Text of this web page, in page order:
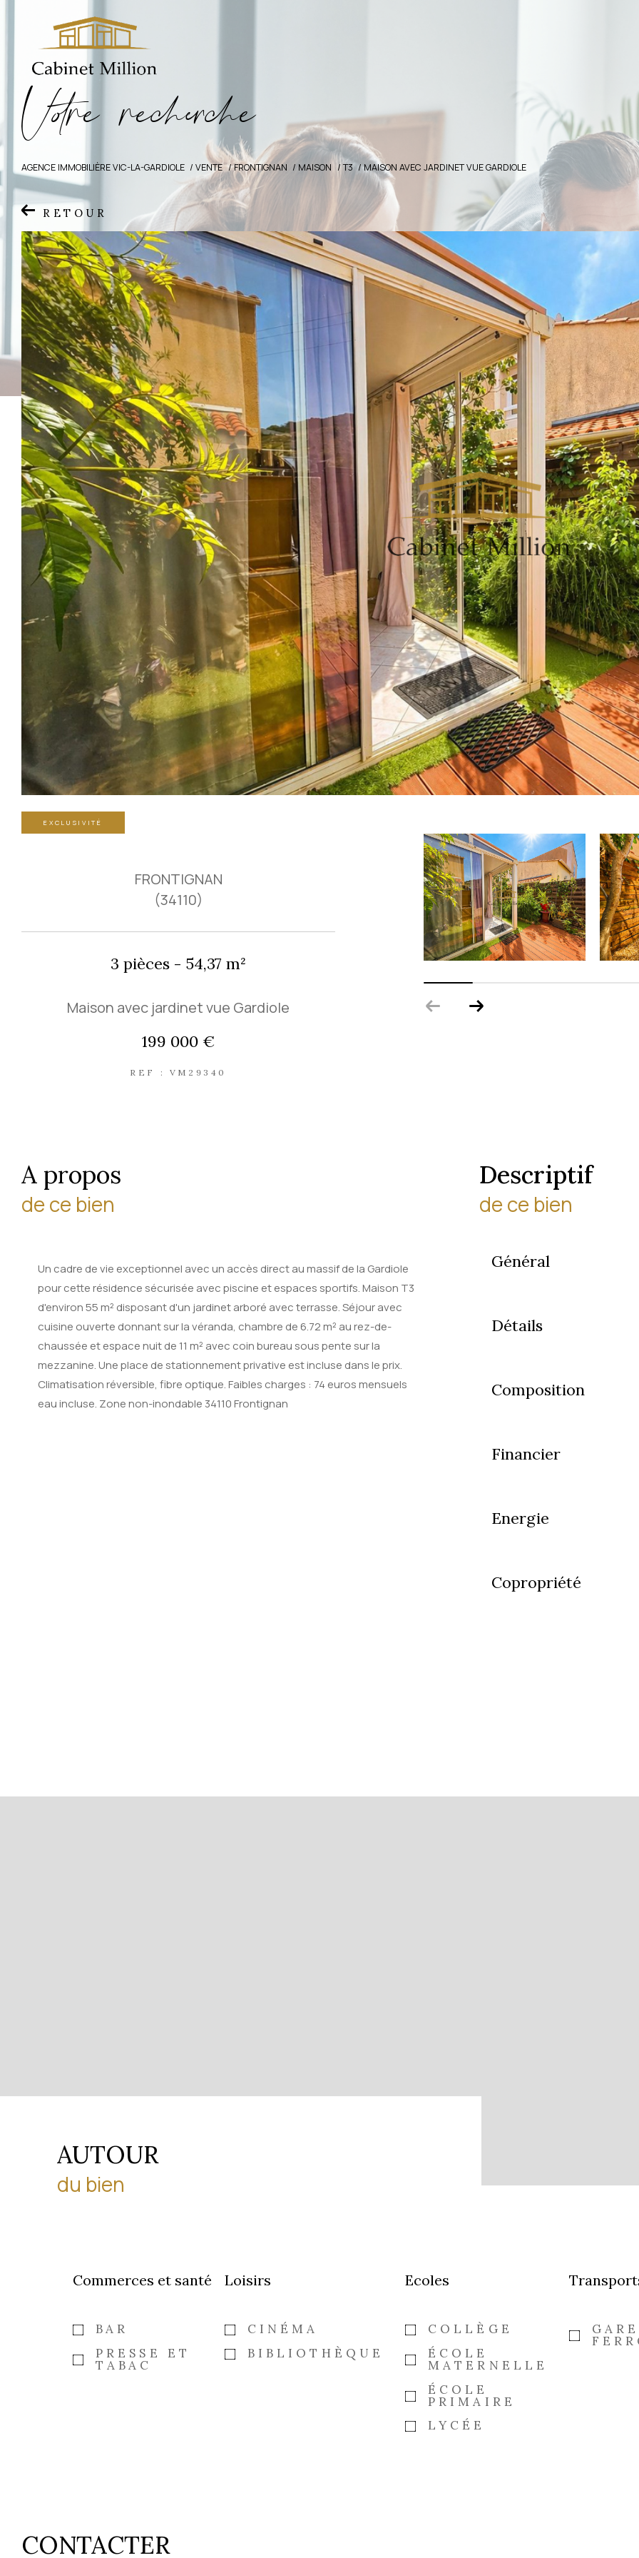
Vore recece
AGENCE IMMOBILIÈRE VIC-LA-GARDIOLE VENTE FRONTIGNAN MAISON T3 MAISON AVEC JARDINET VUE GARDIOLE
RETOUR
EXCLUSIVITÉ
FRONTIGNAN
(34110)
3 pièces - 54,37 m²
Maison avec jardinet vue Gardiole
199 000 €
REF : VM29340
a propos
de ce bien
Un cadre de vie exceptionnel avec un accès direct au massif de la Gardiole
pour cette résidence sécurisée avec piscine et espaces sportifs. Maison T3
d'environ 55 m² disposant d'un jardinet arboré avec terrasse. Séjour avec
cuisine ouverte donnant sur la véranda, chambre de 6.72 m² au rez-de-
chaussée et espace nuit de 11 m² avec coin bureau sous pente sur la
mezzanine. Une place de stationnement privative est incluse dans le prix.
Climatisation réversible, fibre optique. Faibles charges : 74 euros mensuels
eau incluse. Zone non-inondable 34110 Frontignan
descriptif
de ce bien
Général
Détails
Composition
Financier
Energie
Copropriété
AUTOUR
du bien
Commerces et santé
BAR
PRESSE ET
TABAC
Loisirs
CINÉMA
BIBLIOTHÈQUE
Ecoles
COLLÈGE
ÉCOLE
MATERNELLE
ÉCOLE
PRIMAIRE
LYCÉE
GARE
CONTACTER